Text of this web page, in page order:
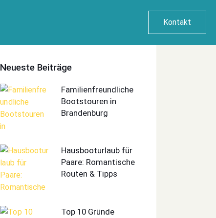
Kontakt
Neueste Beiträge
Familienfreundliche
Bootstouren in
Brandenburg
Hausbooturlaub für
Paare: Romantische
Routen & Tipps
Top 10 Gründe